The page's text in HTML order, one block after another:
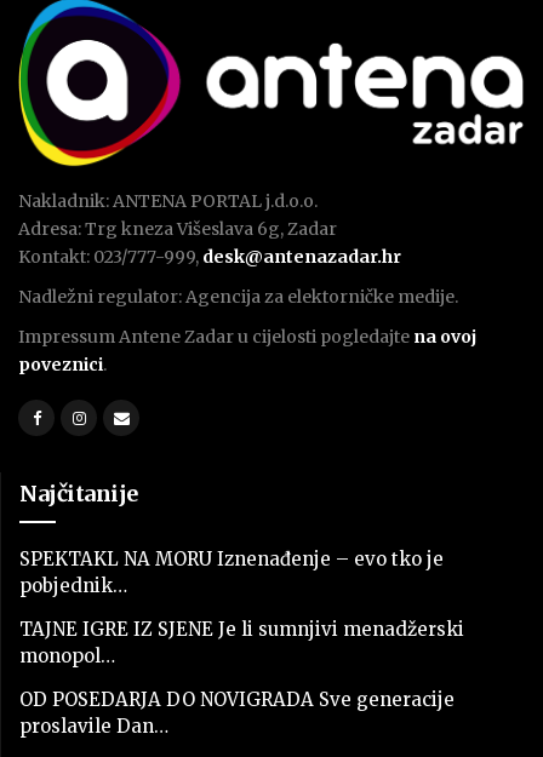
Nakladnik: ANTENA PORTAL j.d.o.o.
Adresa: Trg kneza Višeslava 6g, Zadar
Kontakt: 023/777-999, desk@antenazadar.hr
Nadležni regulator: Agencija za elektorničke medije.
Impressum Antene Zadar u cijelosti pogledajte na ovoj
poveznici.
Najčitanije
SPEKTAKL NA MORU Iznenađenje – evo tko je
pobjednik…
TAJNE IGRE IZ SJENE Je li sumnjivi menadžerski
monopol…
OD POSEDARJA DO NOVIGRADA Sve generacije
proslavile Dan…